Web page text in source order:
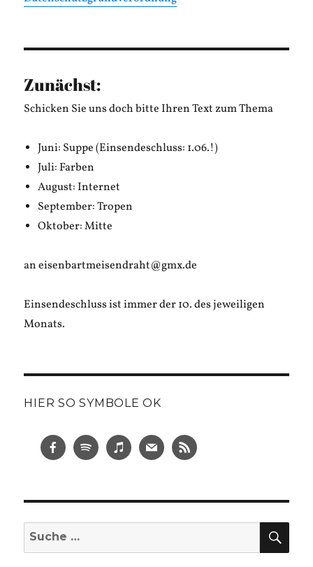
Zunächst:
Schicken Sie uns doch bitte Ihren Text zum Thema
Juni: Suppe (Einsendeschluss: 1.06.!)
Juli: Farben
August: Internet
September: Tropen
Oktober: Mitte
an eisenbartmeisendraht@gmx.de
Einsendeschluss ist immer der 10. des jeweiligen
Monats.
HIER SO SYMBOLE OK
Suche
nach: